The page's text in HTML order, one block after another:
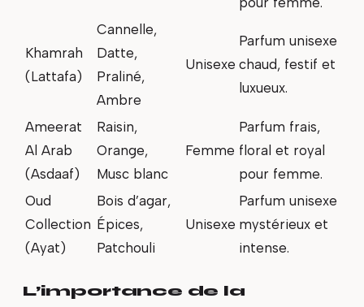
Khamrah
(Lattafa)
Cannelle,
Datte,
Praliné,
Ambre
Unisexe
Parfum unisexe
chaud, festif et
luxueux.
Ameerat
Al Arab
(Asdaaf)
Raisin,
Orange,
Musc blanc
Femme
Parfum frais,
floral et royal
pour femme.
Oud
Collection
(Ayat)
Bois d’agar,
Épices,
Patchouli
Unisexe
Parfum unisexe
mystérieux et
intense.
L’importance de la